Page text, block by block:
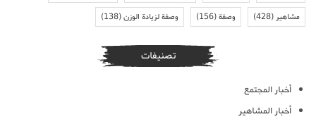
مشاهير(428) وصفة(156) وصفة لزيادة الوزن(138)
تصنيفات
أخبار المجتمع
أخبار المشاهير